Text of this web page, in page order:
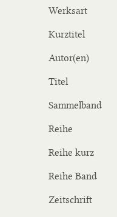
Werksart
Kurztitel
Autor(en)
Titel
Sammelband
Reihe
Reihe kurz
Reihe Band
Zeitschrift